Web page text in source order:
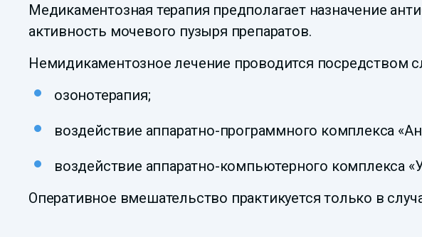
Медикаментозная терапия предполагает назначение
активность мочевого пузыря препаратов.
Немидикаментозное лечение проводится посредством
озонотерапия;
воздействие аппаратно-программного комплекса
воздействие аппаратно-компьютерного комплекса
Оперативное вмешательство практикуется только в